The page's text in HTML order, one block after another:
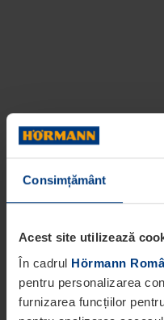
Consimțământ
Acest site utilizează
În cadrul Hörmann
pentru personalizarea
furnizarea funcțiilor